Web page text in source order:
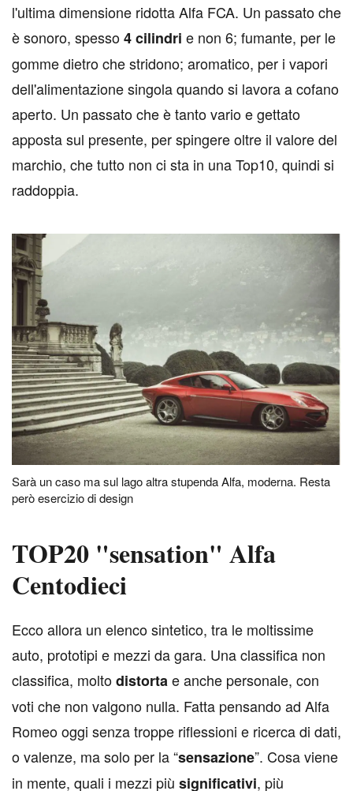
l'ultima dimensione ridotta Alfa FCA. Un passato che
è sonoro, spesso4 cilindri e non 6; fumante, per le
gomme dietro che stridono; aromatico, per i vapori
dell'alimentazione singola quando si lavora a cofano
aperto. Un passato che è tanto vario e gettato
apposta sul presente, per spingere oltre il valore del
marchio, che tutto non ci sta in una Top10, quindi si
raddoppia.
Sarà un caso ma sul lago altra stupenda Alfa, moderna. Resta
però esercizio di design
TOP20 "sensation" Alfa
Centodieci
Ecco allora un elenco sintetico, tra le moltissime
auto, prototipi e mezzi da gara. Una classifica non
classifica, moltodistortae anche personale, con
voti che non valgono nulla. Fatta pensando ad Alfa
Romeo oggi senza troppe riflessioni e ricerca di dati,
o valenze, ma solo per la “sensazione”. Cosa viene
in mente, quali i mezzi più significativi, più